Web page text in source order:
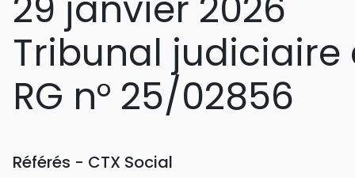
Tribunal judiciaire
RG n° 25/02856
Référés - CTX Social